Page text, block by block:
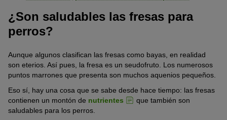
¿Son saludables las fresas para
perros?
Aunque algunos clasifican las fresas como bayas, en realidad
son eterios. Así pues, la fresa es un seudofruto. Los numerosos
puntos marrones que presenta son muchos aquenios pequeños.
Eso sí, hay una cosa que se sabe desde hace tiempo: las fresas
contienen un montón de nutrientes
que también son
saludables para los perros.